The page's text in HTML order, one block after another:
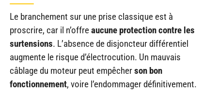
Le branchement sur une prise classique est à
proscrire, car il n’offreaucune protection contre les
surtensions. L’absence de disjoncteur différentiel
augmente le risque d’électrocution. Un mauvais
câblage du moteur peut empêcherson bon
fonctionnement, voire l’endommager définitivement.